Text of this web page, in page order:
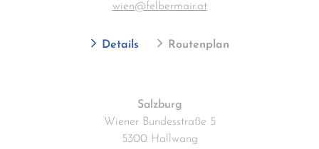
wien@felbermair.at
Details Routenplan
Salzburg
Wiener Bundesstraße 5
5300 Hallwang